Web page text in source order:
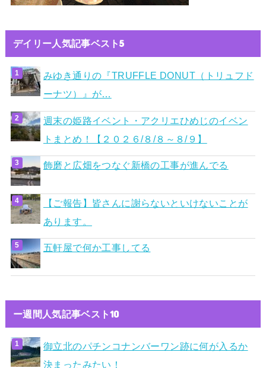
デイリー人気記事ベスト5
みゆき通りの『TRUFFLE DONUT（トリュフド
ーナツ）』が…
週末の姫路イベント・アクリエひめじのイベン
トまとめ！【２０２６/８/８～８/９】
飾磨と広畑をつなぐ新橋の工事が進んでる
【ご報告】皆さんに謝らないといけないことが
あります。
五軒屋で何か工事してる
ー週間人気記事ベスト10
御立北のパチンコナンバーワン跡に何が入るか
決まったみたい！